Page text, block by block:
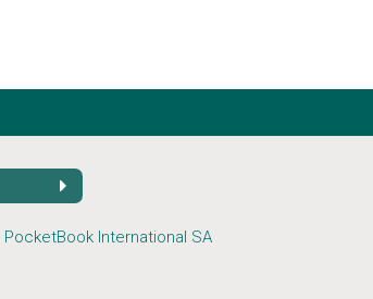
PocketBook International SA